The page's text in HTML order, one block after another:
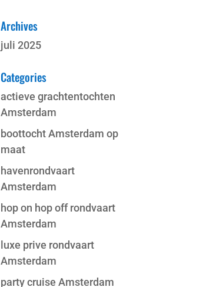
Archives
juli 2025
Categories
actieve grachtentochten
Amsterdam
boottocht Amsterdam op
maat
havenrondvaart
Amsterdam
hop on hop off rondvaart
Amsterdam
luxe prive rondvaart
Amsterdam
party cruise Amsterdam